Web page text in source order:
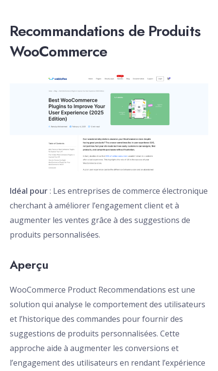
Recommandations de Produits
WooCommerce
Idéal pour: Les entreprises de commerce électronique
cherchant à améliorer l’engagement client et à
augmenter les ventes grâce à des suggestions de
produits personnalisées.
Aperçu
WooCommerce Product Recommendations est une
solution qui analyse le comportement des utilisateurs
et l’historique des commandes pour fournir des
suggestions de produits personnalisées. Cette
approche aide à augmenter les conversions et
l’engagement des utilisateurs en rendant l’expérience